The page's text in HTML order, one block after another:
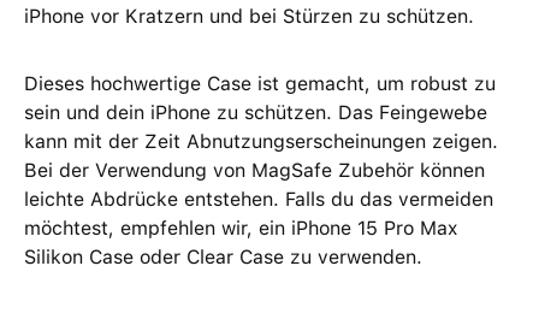
iPhone vor Kratzern und bei Stürzen zu schützen.
Dieses hochwertige Case ist gemacht, um robust zu
sein und dein iPhone zu schützen. Das Feingewebe
kann mit der Zeit Abnutzungs­erscheinungen zeigen.
Bei der Verwendung von MagSafe Zubehör können
leichte Abdrücke entstehen. Falls du das vermeiden
möchtest, empfehlen wir, ein iPhone 15 Pro Max
Silikon Case oder Clear Case zu verwenden.